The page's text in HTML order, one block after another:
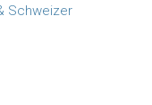
Schweizer